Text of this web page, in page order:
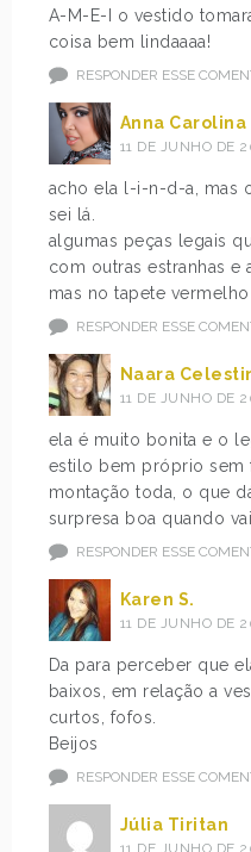
A-M-E-I o vestido
coisa bem lindaaaa!
RESPONDER ESSE
Anna Carolina
11 DE JUNHO DE
acho ela l-i-n-d-a, mas
sei lá.
algumas peças legais
com outras estranhas e
mas no tapete
RESPONDER ESSE
Naara
11 DE JUNHO DE
ela é muito bonita e o
estilo bem próprio sem
montação toda, o que
surpresa boa quando
RESPONDER ESSE
Karen S.
11 DE JUNHO DE
Da para perceber que
baixos, em relação a
curtos, fofos.
Beijos
RESPONDER ESSE
Júlia Tiritan
11 DE JUNHO DE